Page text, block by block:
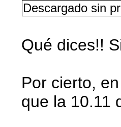
Descargado sin
Qué dices!!
Por cierto,
que la 10.11